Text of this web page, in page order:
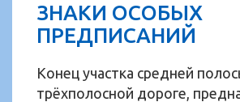
ЗНАКИ ОСОБЫХ
ПРЕДПИСАНИЙ
Конец участка средней
трёхполосной дороге,